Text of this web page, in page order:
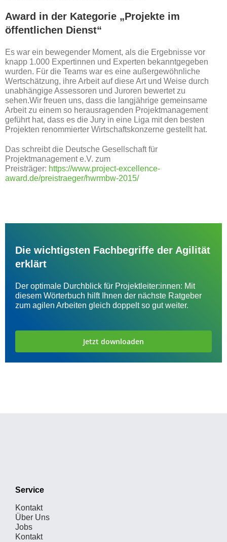
Award in der Kategorie „Projekte im
öffentlichen Dienst“
Es war ein bewegender Moment, als die Ergebnisse vor
knapp 1.000 Expertinnen und Experten bekanntgegeben
wurden. Für die Teams war es eine außergewöhnliche
Wertschätzung, ihre Arbeit auf diese Art und Weise durch
unabhängige Assessoren und Juroren bewertet zu
sehen.Wir freuen uns, dass die langjährige gemeinsame
Arbeit zu einem so herausragenden Projektmanagement
geführt hat, dass es die Jury in eine Liga mit den besten
Projekten renommierter Wirtschaftskonzerne gestellt hat.
Das schreibt die Deutsche Gesellschaft für
Projektmanagement e.V. zum
Preisträger: https://www.project-excellence-
award.de/preistraeger/hwrmbw-2015/
Die wichtigsten Fachbegriffe der Agilität
erklärt
Der optimale Durchblick für Projektleiter:innen: Mit
diesem Wörterbuch hilft Ihnen der nächste Ratgeber
zum agilen Arbeiten gleich doppelt so gut weiter.
Jetzt downloaden
Service
Kontakt
Über Uns
Jobs
Kontakt